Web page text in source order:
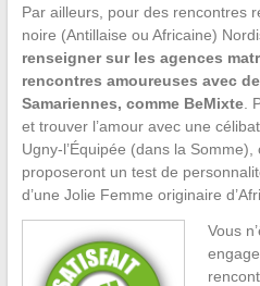
Par ailleurs, pour des rencontres
noire (Antillaise ou Africaine)
renseigner sur les agences
rencontres amoureuses avec
Samariennes, comme BeMixte.
et trouver l’amour avec une
Ugny-l’Équipée (dans la
proposeront un test de
d’une Jolie Femme originaire
Vous